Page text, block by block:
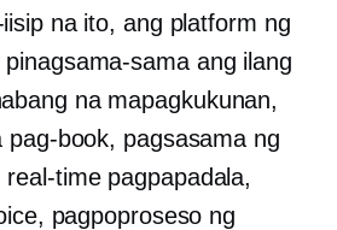
na ito, ang platform ng
sama ang ilang
na mapagkukunan,
pag-book, pagsasama ng
real-timepagpapadala,
pagpoproseso ng